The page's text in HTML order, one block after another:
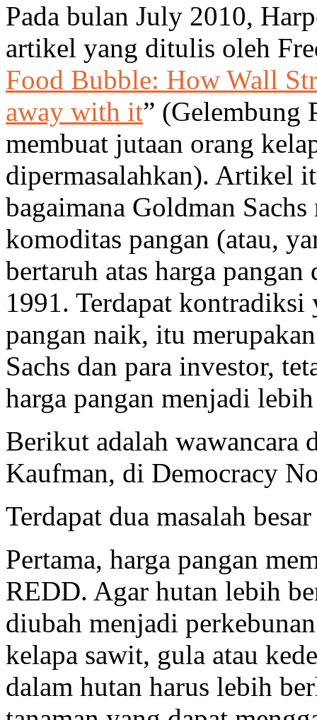
Pada bulan July 2010,
artikel yang ditulis oleh
Food Bubble: How Wall
away with it” (Gelembung
membuat jutaan orang
dipermasalahkan). Artikel
bagaimana Goldman
komoditas pangan (atau,
bertaruh atas harga
1991. Terdapat
pangan naik, itu
Sachs dan para investor,
harga pangan menjadi
Berikut adalah wawancara
Kaufman, di Democracy
Terdapat dua masalah
Pertama, harga pangan
REDD. Agar hutan lebih
diubah menjadi
kelapa sawit, gula atau
dalam hutan harus lebih